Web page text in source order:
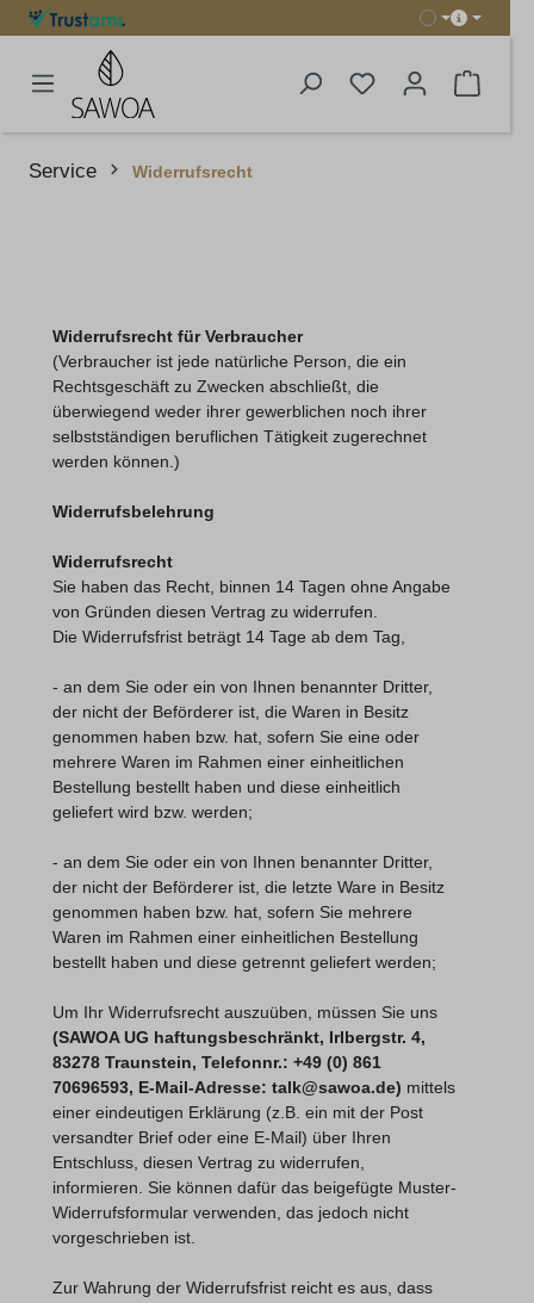
content
Service Widerrufsrecht
Widerrufsrecht für Verbraucher
(Verbraucher ist jede natürliche Person, die ein
Rechtsgeschäft zu Zwecken abschließt, die
überwiegend weder ihrer gewerblichen noch ihrer
selbstständigen beruflichen Tätigkeit zugerechnet
werden können.)
Widerrufsbelehrung
Widerrufsrecht
Sie haben das Recht, binnen 14 Tagen ohne Angabe
von Gründen diesen Vertrag zu widerrufen.
Die Widerrufsfrist beträgt 14 Tage ab dem Tag,
- an dem Sie oder ein von Ihnen benannter Dritter,
der nicht der Beförderer ist, die Waren in Besitz
genommen haben bzw. hat, sofern Sie eine oder
mehrere Waren im Rahmen einer einheitlichen
Bestellung bestellt haben und diese einheitlich
geliefert wird bzw. werden;
- an dem Sie oder ein von Ihnen benannter Dritter,
der nicht der Beförderer ist, die letzte Ware in Besitz
genommen haben bzw. hat, sofern Sie mehrere
Waren im Rahmen einer einheitlichen Bestellung
bestellt haben und diese getrennt geliefert werden;
Um Ihr Widerrufsrecht auszuüben, müssen Sie uns
(SAWOA UG haftungsbeschränkt, Irlbergstr. 4,
83278 Traunstein, Telefonnr.: +49 (0) 861
70696593, E-Mail-Adresse: talk@sawoa.de) mittels
einer eindeutigen Erklärung (z.B. ein mit der Post
versandter Brief oder eine E-Mail) über Ihren
Entschluss, diesen Vertrag zu widerrufen,
informieren. Sie können dafür das beigefügte Muster-
Widerrufsformular verwenden, das jedoch nicht
vorgeschrieben ist.
Zur Wahrung der Widerrufsfrist reicht es aus, dass